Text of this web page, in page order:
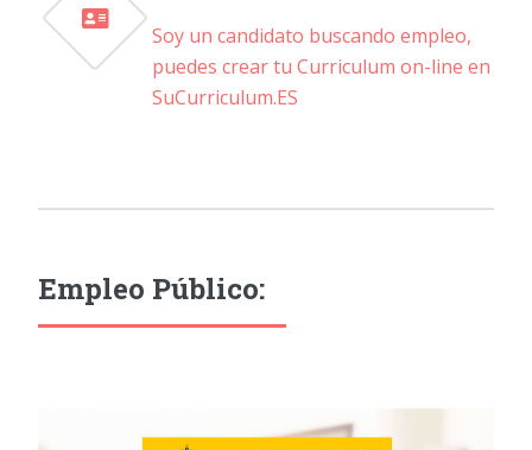
Soy un candidato buscando empleo,
puedes crear tu Curriculum on-line en
SuCurriculum.ES
Empleo Público: